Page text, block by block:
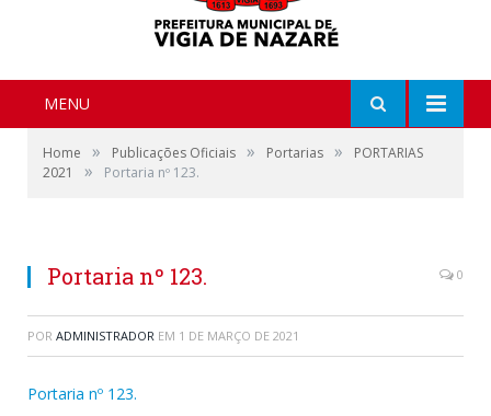
MENU
Home » Publicações Oficiais » Portarias »
PORTARIAS
2021
» Portaria nº 123.
Portaria nº 123. 0
POR ADMINISTRADOR EM 1 DE MARÇO DE 2021
Portaria nº 123.